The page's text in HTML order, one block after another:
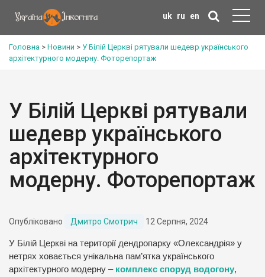
uk ru en
Головна > Новини > У Білій Церкві рятували шедевр українського
архітектурного модерну. Фоторепортаж
У Білій Церкві рятували
шедевр українського
архітектурного
модерну. Фоторепортаж
Опубліковано Дмитро Смотрич 12 Серпня, 2024
У Білій Церкві на території дендропарку «Олександрія» у
нетрях ховається унікальна пам’ятка українського
архітектурного модерну – комплекс споруд водогону,